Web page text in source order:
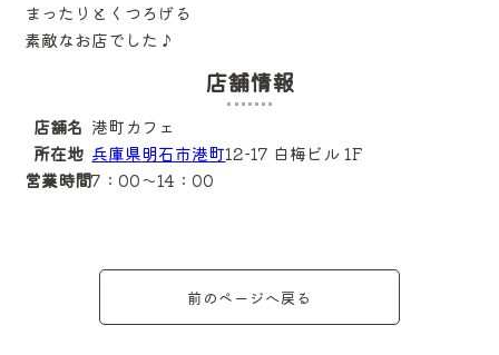
まったりとくつろげる
素敵なお店でした♪
店舗情報
店舗名 港町カフェ
所在地 兵庫県明石市港町12-17 白梅ビル 1F
営業時間7：00～14：00
前のページへ戻る